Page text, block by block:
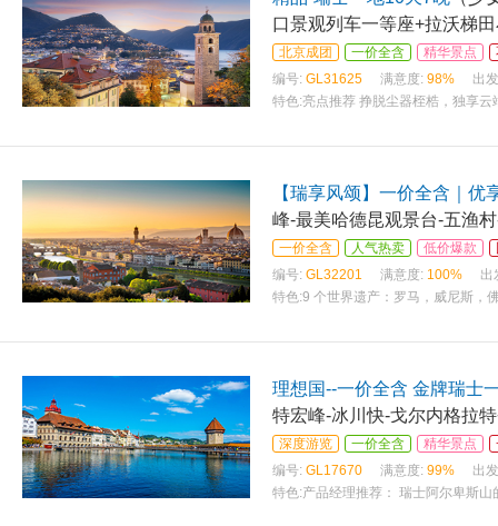
口景观列车一等座+拉沃梯
北京成团 一价全含 精华景点
编号: GL31625 满意度: 98%
出
特色:亮点推荐 挣脱尘器桎梏，独享
【瑞享风颂】一价全含｜优
峰-最美哈德昆观景台-五渔
一价全含 人气热卖 低价爆款
编号: GL32201 满意度: 100%
出
特色:9 个世界遗产：罗马，威尼斯，
理想国--一价全含 金牌瑞士
特宏峰-冰川快-戈尔内格拉
深度游览 一价全含 精华景点
编号: GL17670 满意度: 99%
出
特色:产品经理推荐： 瑞士阿尔卑斯